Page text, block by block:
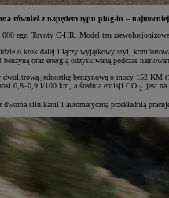
również z napędem typu plug-in –
egz. Toyoty C-HR. Model ten
o krok dalej i łączy wyjątkowy styl,
oraz energią odzyskiwaną podczas
jednostkę benzynową o mocy 152
0,8–0,9 l/100 km, a średnia emisji CO 2 jest
dwoma silnikami i automatyczną przekładnią